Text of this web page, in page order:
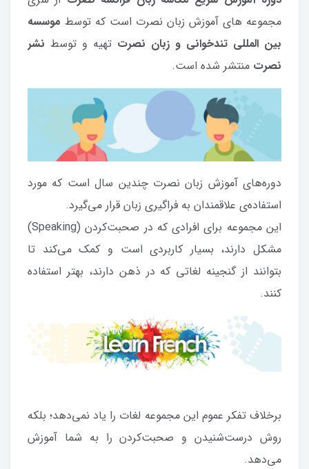
مجموعه های آموزش زبان نصرت است که توسط موسسه
بین المللی تندخوانی و زبان نصرت تهیه و توسط نشر
نصرت منتشر شده است.
دوره‌های آموزش زبان نصرت چندین سال است که مورد
استفاده‌ی علاقمندان به فراگیری زبان قرار می‌گیرد.
این مجموعه برای افرادی که در صحبت‌کردن (Speaking)
مشکل دارند، بسیار کاربردی است و کمک می‌کند تا
بتوانند از گنجینه لغاتی که در ذهن دارند، بهتر استفاده
کنند.
برخلاف تفکر عموم این مجموعه لغات را یاد نمی‌دهد؛ بلکه
روش درست‌‎شنیدن و صحبت‌کردن را به شما آموزش
می‌دهد.